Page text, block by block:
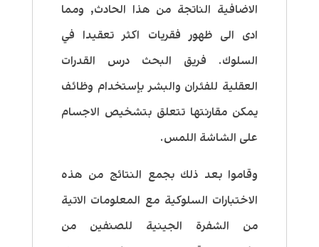
الاضافية الناتجة من هذا الحادث, ومما
ادى الى ظهور فقريات اكثر تعقيدا في
السلوك. فريق البحث درس القدرات
العقلية للفئران والبشر بإستخدام وظائف
يمكن مقارنتها تتعلق بتشخيص الاجسام
على الشاشة اللمس.
وقاموا بعد ذلك بجمع النتائج من هذه
الاختبارات السلوكية مع المعلومات الاتية
من الشفرة الجينية للصنفين من